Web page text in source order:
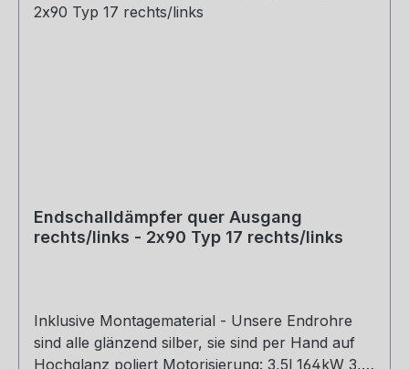
Endschalldämpfer quer Ausgang
rechts/links - 2x90 Typ 17 rechts/links
Inklusive Montagematerial - Unsere Endrohre
sind alle glänzend silber, sie sind per Hand auf
Hochglanz poliert Motorisierung: 3,5l 164kW 3,7l